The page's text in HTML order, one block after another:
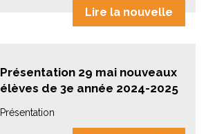
Lire la nouvelle
Présentation 29 mai nouveaux
élèves de 3e année 2024-2025
Présentation